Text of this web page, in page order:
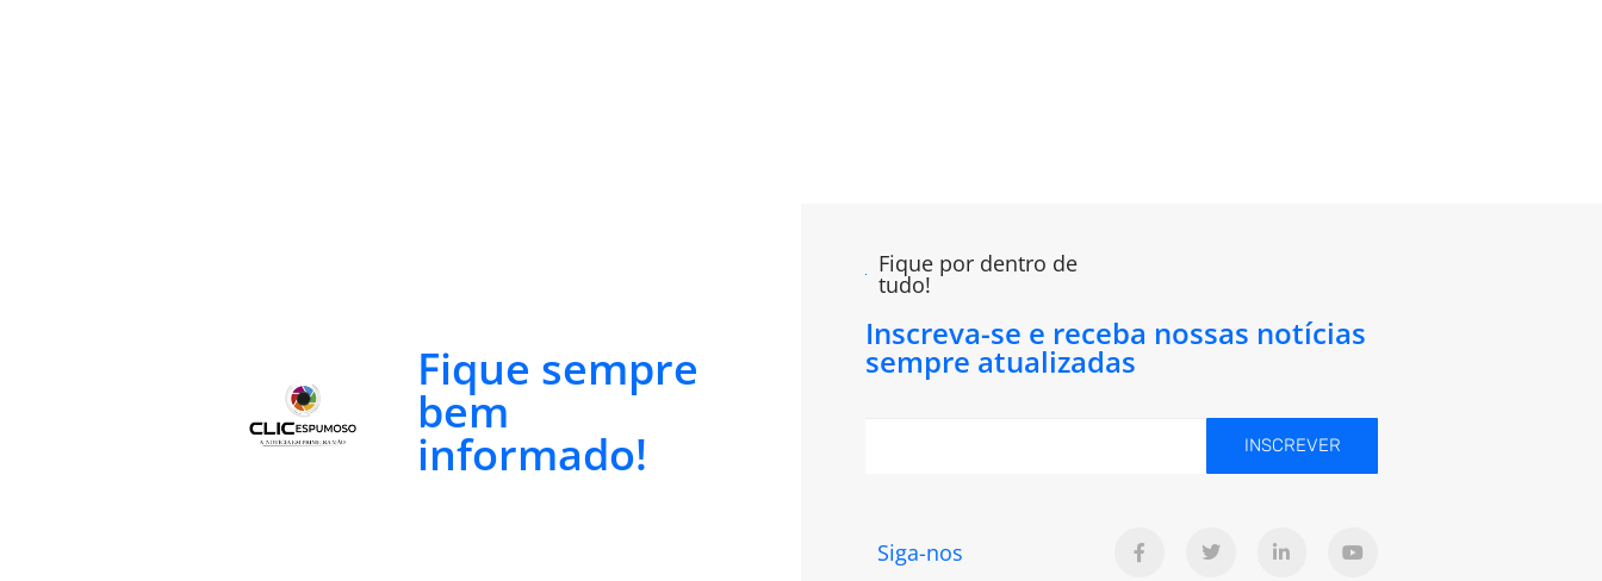
Fique sempre
bem
informado!
Fique por dentro de
tudo!
Inscreva-se e receba nossas notícias
sempre atualizadas
INSCREVER
Siga-nos